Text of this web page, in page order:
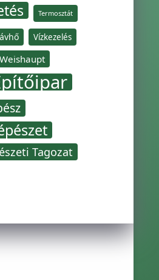
Termosztát
Vízkezelés
Weishaupt
Tagozat